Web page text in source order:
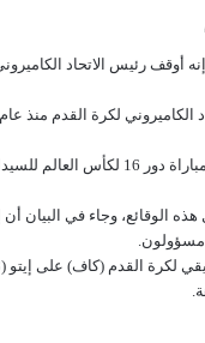
إنه أوقف رئيس الاتحاد
الوقائع، وجاء في البيان
مسؤولون.